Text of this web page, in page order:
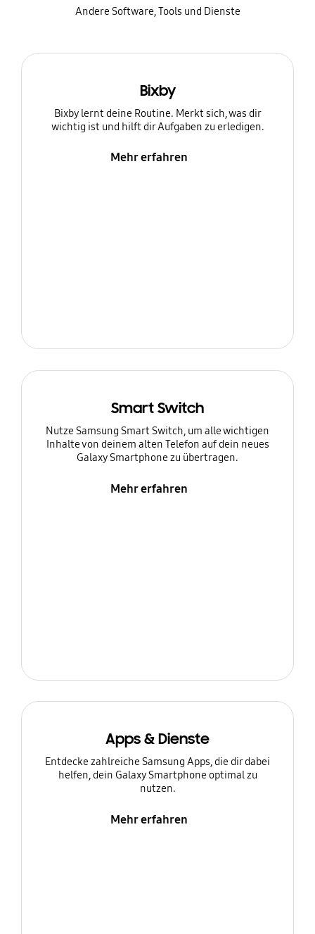
Andere Software, Tools und Dienste
Bixby
Bixby lernt deine Routine. Merkt sich, was dir
wichtig ist und hilft dir Aufgaben zu erledigen.
Mehr erfahren
Smart Switch
Nutze Samsung Smart Switch, um alle wichtigen
Inhalte von deinem alten Telefon auf dein neues
Galaxy Smartphone zu übertragen.
Mehr erfahren
Apps & Dienste
Entdecke zahlreiche Samsung Apps, die dir dabei
helfen, dein Galaxy Smartphone optimal zu
nutzen.
Mehr erfahren